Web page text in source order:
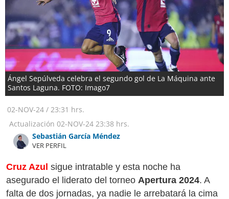
Ángel Sepúlveda celebra el segundo gol de La Máquina ante
Santos Laguna. FOTO: Imago7
02-NOV-24 / 23:31 hrs.
Actualización 02-NOV-24 23:38 hrs.
Sebastián García Méndez
VER PERFIL
Cruz Azul sigue intratable y esta noche ha
asegurado el liderato del torneo Apertura 2024. A
falta de dos jornadas, ya nadie le arrebatará la cima